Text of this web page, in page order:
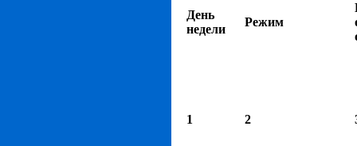
День
недели
Режим
1 2